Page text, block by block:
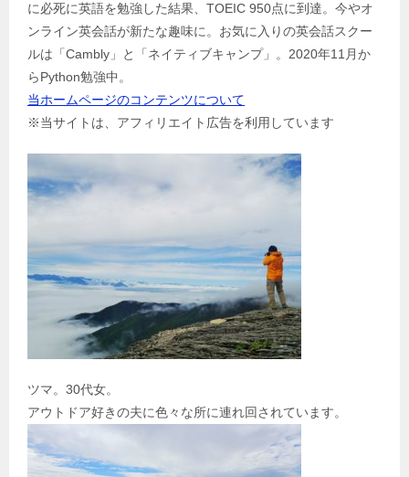
に必死に英語を勉強した結果、TOEIC 950点に到達。今やオ
ンライン英会話が新たな趣味に。お気に入りの英会話スクー
ルは「Cambly」と「ネイティブキャンプ」。2020年11月か
らPython勉強中。
当ホームページのコンテンツについて
※当サイトは、アフィリエイト広告を利用しています
ツマ。30代女。
アウトドア好きの夫に色々な所に連れ回されています。